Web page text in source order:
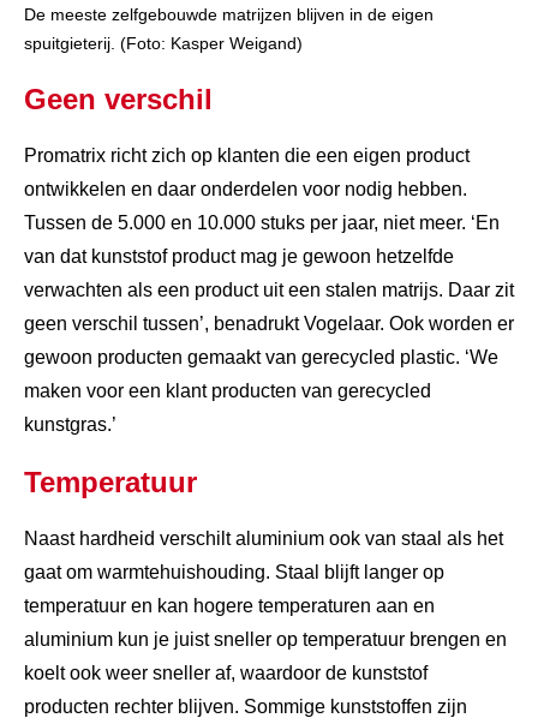
De meeste zelfgebouwde matrijzen blijven in de eigen
spuitgieterij. (Foto: Kasper Weigand)
Geen verschil
Promatrix richt zich op klanten die een eigen product
ontwikkelen en daar onderdelen voor nodig hebben.
Tussen de 5.000 en 10.000 stuks per jaar, niet meer. ‘En
van dat kunststof product mag je gewoon hetzelfde
verwachten als een product uit een stalen matrijs. Daar zit
geen verschil tussen’, benadrukt Vogelaar. Ook worden er
gewoon producten gemaakt van gerecycled plastic. ‘We
maken voor een klant producten van gerecycled
kunstgras.’
Temperatuur
Naast hardheid verschilt aluminium ook van staal als het
gaat om warmtehuishouding. Staal blijft langer op
temperatuur en kan hogere temperaturen aan en
aluminium kun je juist sneller op temperatuur brengen en
koelt ook weer sneller af, waardoor de kunststof
producten rechter blijven. Sommige kunststoffen zijn